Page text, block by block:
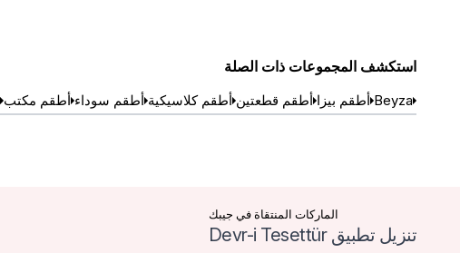
استكشف المجموعات ذات الصلة
Beyza أطقم بيزا أطقم قطعتين أطقم كلاسيكية أطقم سوداء أطقم مكتب
الماركات المنتقاة في جيبك
تنزيل تطبيق Devr-i Tesettür